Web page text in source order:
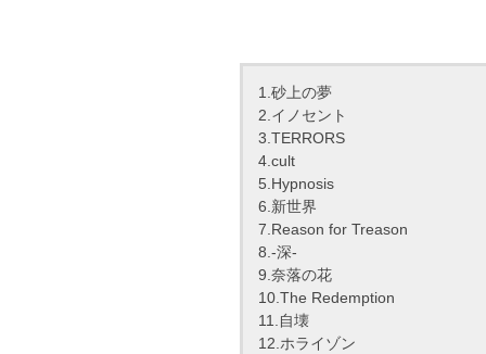
1.砂上の夢
2.イノセント
3.TERRORS
4.cult
5.Hypnosis
6.新世界
7.Reason for Treason
8.-深-
9.奈落の花
10.The Redemption
11.自壊
12.ホライゾン